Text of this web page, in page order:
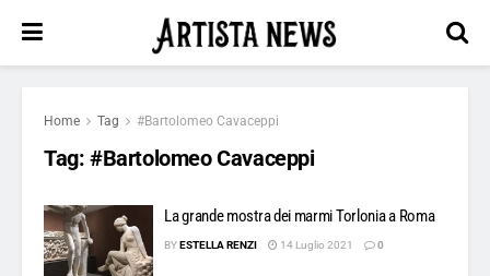
Home Tag #Bartolomeo Cavaceppi
Tag: #Bartolomeo Cavaceppi
La grande mostra dei marmi Torlonia a Roma
BYESTELLA RENZI 14 Luglio 2021 0